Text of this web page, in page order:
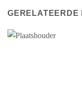
GERELATEERDE